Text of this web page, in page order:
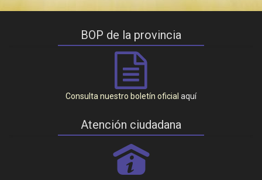
BOP de la provincia
Consulta nuestro boletín oficial aquí
Atención ciudadana
P